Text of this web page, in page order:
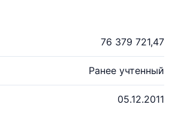
76 379 721,47
Ранее учтенный
05.12.2011